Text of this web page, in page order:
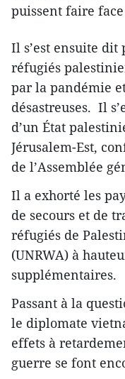
puissent faire
Il s’est ensuite dit
réfugiés
par la pandémie
désastreuses. Il
d’un État
Jérusalem-Est,
de l’Assemblée
Il a exhorté les
de secours et de
réfugiés de
(UNRWA) à
supplémentaires.
Passant à la
le diplomate
effets à
guerre se font